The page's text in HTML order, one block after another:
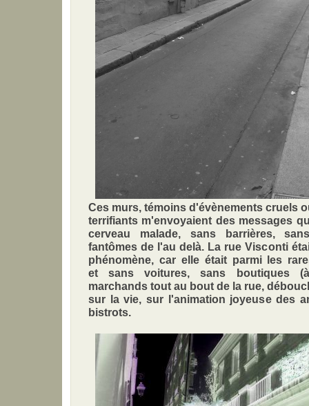
Ces murs, témoins d'évènements cruels
terrifiants m'envoyaient des messages
cerveau malade, sans barrières,
fantômes de l'au delà. La rue Visconti
phénomène, car elle était parmi les
et sans voitures, sans boutiques
marchands tout au bout de la rue,
sur la vie, sur l'animation joyeuse des
bistrots.